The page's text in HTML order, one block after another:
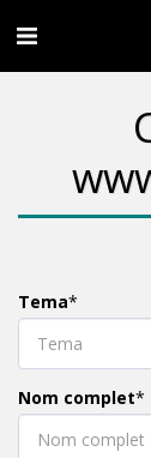
Tema*
Nom complet*